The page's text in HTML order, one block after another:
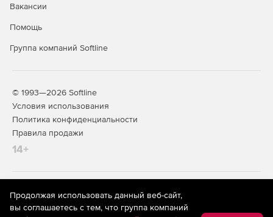
Вакансии
Помощь
Группа компаний Softline
© 1993—2026 Softline
Условия использования
Политика конфиденциальности
Правила продажи
14+
На информационном ресурсе store.softline.ru применяются
рекомендательные технологии
(информационные технологии
предоставления информации на основе сбора,
Продолжая использовать данный веб-сайт,
вы соглашаетесь с тем, что группа компаний